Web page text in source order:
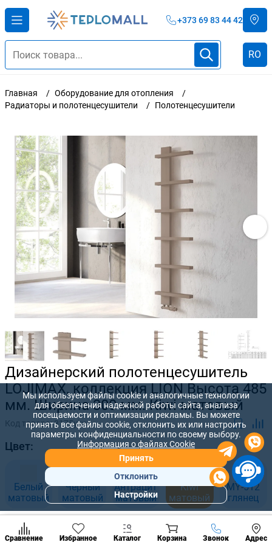
+373 69 83 44 42
RO
Главная
Оборудование для отопления
Радиаторы и полотенцесушители
Полотенцесушители
Дизайнерский полотенцесушитель
LOJIMAX, коллекция LION Высота 485
мм. Ширина 300 мм. Kiwi матовый
Код товара:3175ykw
Цвет:
Белый
матовый
Черный
матовый
Антрацит
матовый
Kiwi
матовый
MY-512
глянец
Размер, мм:
Сравнение Избранное Каталог Корзина Звонок Адрес
Позвонить
разделы
Мы используем файлы cookie и аналогичные технологии
для обеспечения надежной работы сайта, анализа
посещаемости и оптимизации рекламы. Вы можете
принять все файлы cookie, отклонить их или настроить
параметры конфиденциальности по своему выбору.
Информация о файлах Cookie
Принять
Отклонить
Настройки